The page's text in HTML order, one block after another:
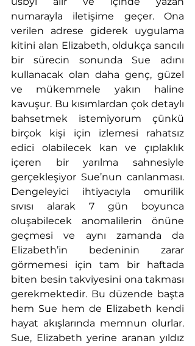
numarayla iletişime geçer. Ona
verilen adrese giderek uygulama
kitini alan Elizabeth, oldukça sancılı
bir sürecin sonunda Sue adını
kullanacak olan daha genç, güzel
ve mükemmele yakın haline
kavuşur. Bu kısımlardan çok detaylı
bahsetmek istemiyorum çünkü
birçok kişi için izlemesi rahatsız
edici olabilecek kan ve çıplaklık
içeren bir yarılma sahnesiyle
gerçekleşiyor Sue’nun canlanması.
Dengeleyici ihtiyacıyla omurilik
sıvısı alarak 7 gün boyunca
oluşabilecek anomalilerin önüne
geçmesi ve aynı zamanda da
Elizabeth’in bedeninin zarar
görmemesi için tam bir haftada
biten besin takviyesini ona takması
gerekmektedir. Bu düzende başta
hem Sue hem de Elizabeth kendi
hayat akışlarında memnun olurlar.
Sue, Elizabeth yerine aranan yıldız